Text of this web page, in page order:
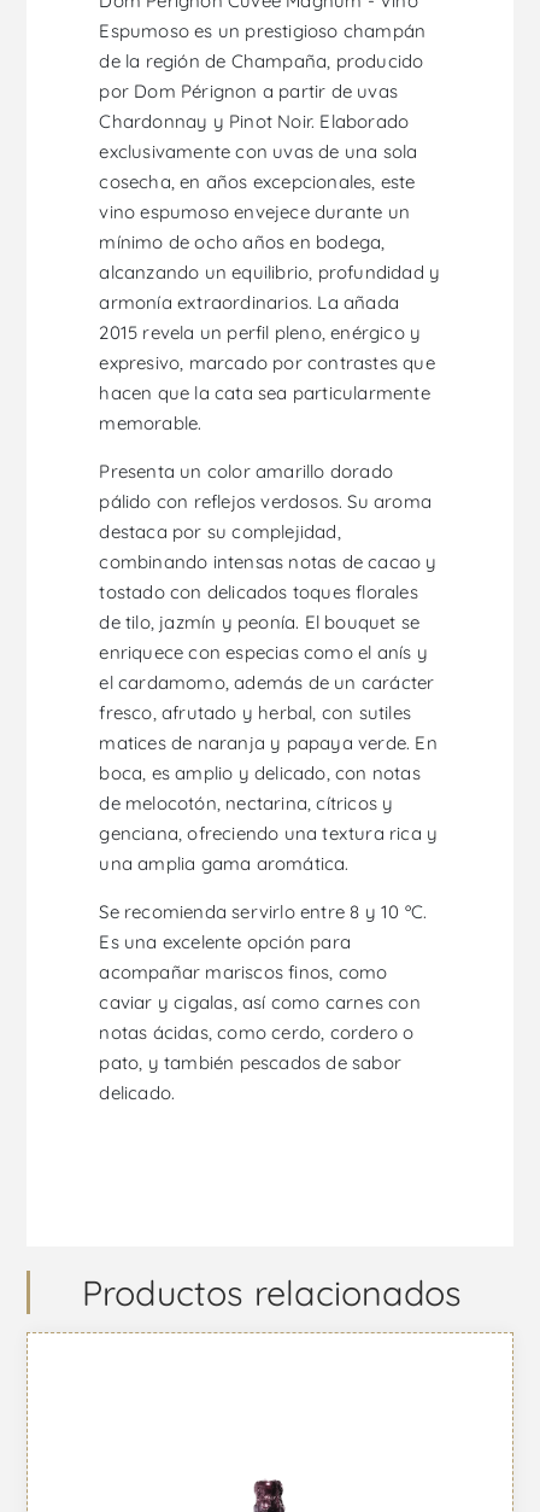
Espumoso es un prestigioso champán
de la región de Champaña, producido
por Dom Pérignon a partir de uvas
Chardonnay y Pinot Noir. Elaborado
exclusivamente con uvas de una sola
cosecha, en años excepcionales, este
vino espumoso envejece durante un
mínimo de ocho años en bodega,
alcanzando un equilibrio, profundidad y
armonía extraordinarios. La añada
2015 revela un perfil pleno, enérgico y
expresivo, marcado por contrastes que
hacen que la cata sea particularmente
memorable.
Presenta un color amarillo dorado
pálido con reflejos verdosos. Su aroma
destaca por su complejidad,
combinando intensas notas de cacao y
tostado con delicados toques florales
de tilo, jazmín y peonía. El bouquet se
enriquece con especias como el anís y
el cardamomo, además de un carácter
fresco, afrutado y herbal, con sutiles
matices de naranja y papaya verde. En
boca, es amplio y delicado, con notas
de melocotón, nectarina, cítricos y
genciana, ofreciendo una textura rica y
una amplia gama aromática.
Se recomienda servirlo entre 8 y 10 ºC.
Es una excelente opción para
acompañar mariscos finos, como
caviar y cigalas, así como carnes con
notas ácidas, como cerdo, cordero o
pato, y también pescados de sabor
delicado.
Productos relacionados